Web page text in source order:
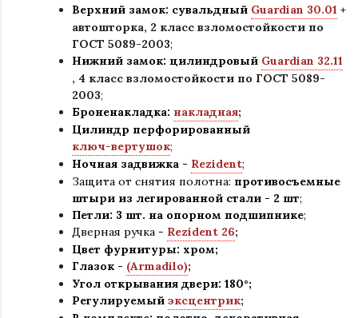
Верхний замок: сувальдный Guardian 30.01 +
автошторка, 2 класс взломостойкости по
ГОСТ 5089-2003;
Нижний замок: цилиндровый Guardian 32.11
, 4 класс взломостойкости по ГОСТ 5089-
2003;
Броненакладка: накладная;
Цилиндр перфорированный
ключ-вертушок;
Ночная задвижка - Rezident;
Защита от снятия полотна: противосъемные
штыри из легированной стали - 2 шт;
Петли: 3 шт. на опорном подшипнике;
Дверная ручка - Rezident 26;
Цвет фурнитуры: хром;
Глазок - (Armadilo);
Угол открывания двери: 180°;
Регулируемый эксцентрик;